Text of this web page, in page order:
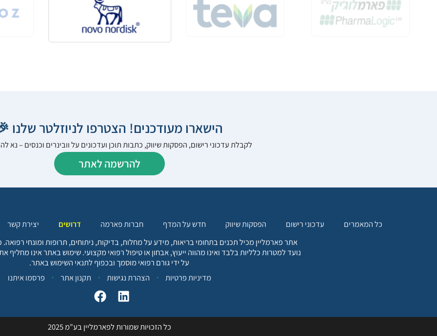
הישארו מעודכנים! הצטרפו לניוזלטר שלנו
לקבלת עדכוני רישום, הפסקות שיווק, כתבות תוכן ועדכונים על וובינרים וכנסים – נא
להרשמה לאתר
כל המאמרים עדכוני רישום הפסקות שיווק חדש על המדף חברות פארמה דרושים
יצירת קשר
אתר פארמליין מכיל תכנים בתחומי בריאות, מידע על מחלות, בדיקות, ניתוחים, תרופות ומונחי
נועד למטרות כלליות בלבד ואינו מהווה ייעוץ, אבחון או טיפול רפואי מקצועי. שימוש באתר אינו מחליף
על ידי גורם רפואי מוסמך ובכפוף לתנאי השימוש באתר.
מדיניות פרטיות
הצהרת נגישות תקנון אתר פרסמו איתנו
כל הזכויות שמורות לפארמליין בע"מ 2025